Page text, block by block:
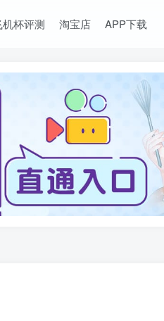
机杯评测 淘宝店 APP下载